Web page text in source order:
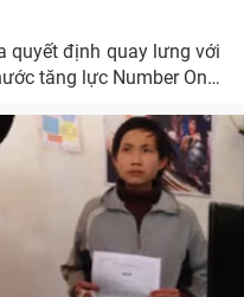
quyết định quay lưng với
tăng lực Number One,